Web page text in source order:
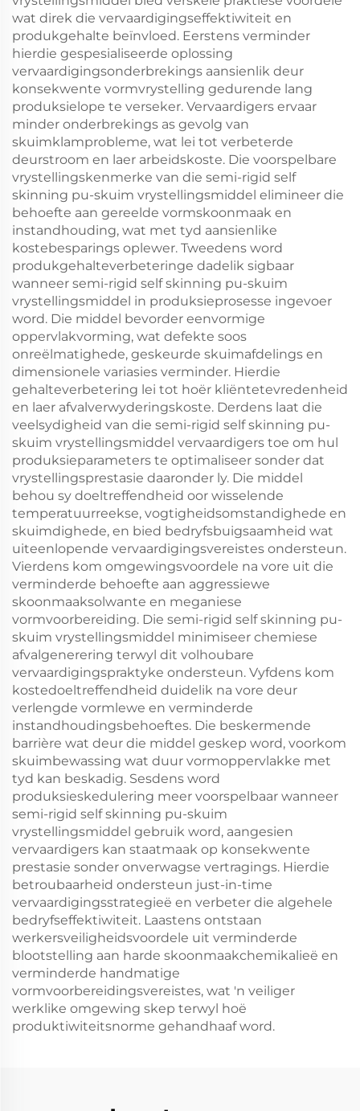
wat direk die vervaardigingseffektiwiteit en
produkgehalte beïnvloed. Eerstens verminder
hierdie gespesialiseerde oplossing
vervaardigingsonderbrekings aansienlik deur
konsekwente vormvrystelling gedurende lang
produksielope te verseker. Vervaardigers ervaar
minder onderbrekings as gevolg van
skuimklamprobleme, wat lei tot verbeterde
deurstroom en laer arbeidskoste. Die voorspelbare
vrystellingskenmerke van die semi-rigid self
skinning pu-skuim vrystellingsmiddel elimineer die
behoefte aan gereelde vormskoonmaak en
instandhouding, wat met tyd aansienlike
kostebesparings oplewer. Tweedens word
produkgehalteverbeteringe dadelik sigbaar
wanneer semi-rigid self skinning pu-skuim
vrystellingsmiddel in produksieprosesse ingevoer
word. Die middel bevorder eenvormige
oppervlakvorming, wat defekte soos
onreëlmatighede, geskeurde skuimafdelings en
dimensionele variasies verminder. Hierdie
gehalteverbetering lei tot hoër kliëntetevredenheid
en laer afvalverwyderingskoste. Derdens laat die
veelsydigheid van die semi-rigid self skinning pu-
skuim vrystellingsmiddel vervaardigers toe om hul
produksieparameters te optimaliseer sonder dat
vrystellingsprestasie daaronder ly. Die middel
behou sy doeltreffendheid oor wisselende
temperatuurreekse, vogtigheidsomstandighede en
skuimdighede, en bied bedryfsbuigsaamheid wat
uiteenlopende vervaardigingsvereistes ondersteun.
Vierdens kom omgewingsvoordele na vore uit die
verminderde behoefte aan aggressiewe
skoonmaaksolwante en meganiese
vormvoorbereiding. Die semi-rigid self skinning pu-
skuim vrystellingsmiddel minimiseer chemiese
afvalgenerering terwyl dit volhoubare
vervaardigingspraktyke ondersteun. Vyfdens kom
kostedoeltreffendheid duidelik na vore deur
verlengde vormlewe en verminderde
instandhoudingsbehoeftes. Die beskermende
barrière wat deur die middel geskep word, voorkom
skuimbewassing wat duur vormoppervlakke met
tyd kan beskadig. Sesdens word
produksieskedulering meer voorspelbaar wanneer
semi-rigid self skinning pu-skuim
vrystellingsmiddel gebruik word, aangesien
vervaardigers kan staatmaak op konsekwente
prestasie sonder onverwagse vertragings. Hierdie
betroubaarheid ondersteun just-in-time
vervaardigingsstrategieë en verbeter die algehele
bedryfseffektiwiteit. Laastens ontstaan
werkersveiligheidsvoordele uit verminderde
blootstelling aan harde skoonmaakchemikalieë en
verminderde handmatige
vormvoorbereidingsvereistes, wat 'n veiliger
werklike omgewing skep terwyl hoë
produktiwiteitsnorme gehandhaaf word.